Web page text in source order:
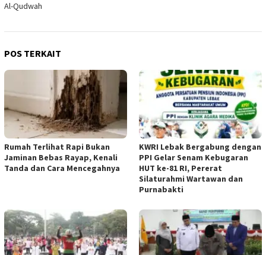
Al-Qudwah
POS TERKAIT
Rumah Terlihat Rapi Bukan
Jaminan Bebas Rayap, Kenali
Tanda dan Cara Mencegahnya
KWRI Lebak Bergabung dengan
PPI Gelar Senam Kebugaran
HUT ke-81 RI, Pererat
Silaturahmi Wartawan dan
Purnabakti